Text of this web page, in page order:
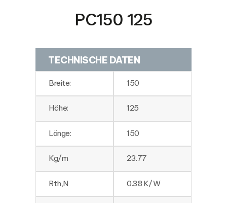
PC150 125
TECHNISCHE DATEN
Breite: 150
Höhe: 125
Länge: 150
Kg/m 23.77
Rth,N 0.38 K/W